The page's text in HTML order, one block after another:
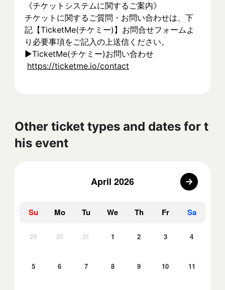
《チケットシステムに関するご案内》
チケットに関するご質問・お問い合わせは、下
記【TicketMe(チケミー)】お問合せフォームよ
り必要事項をご記入の上送信ください。
▶︎TicketMe(チケミー)お問い合わせ
https://ticketme.io/contact
Other ticket types and dates for t
his event
April 2026
Su Mo Tu We Th Fr Sa
29 30 31 1 2 3 4
5 6 7 8 9 10 11